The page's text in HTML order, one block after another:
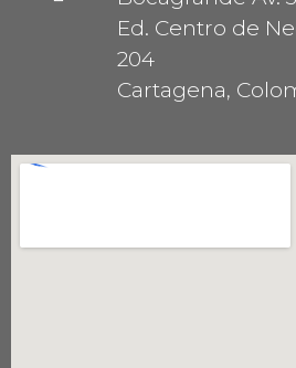
Ed. Centro de
204
Cartagena,